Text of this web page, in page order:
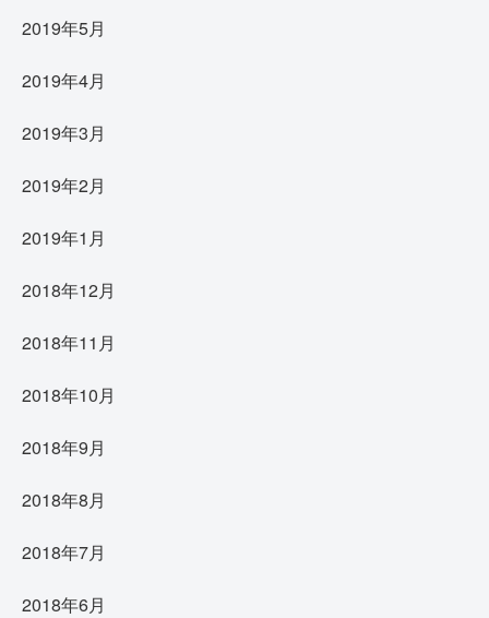
2019年5月
2019年4月
2019年3月
2019年2月
2019年1月
2018年12月
2018年11月
2018年10月
2018年9月
2018年8月
2018年7月
2018年6月